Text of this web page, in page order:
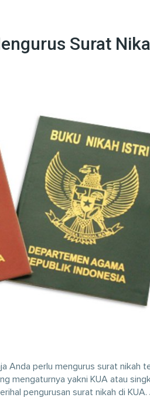
Surat
Anda perlu mengurus surat nikah
mengaturnya yakni KUA atau
pengurusan surat nikah di